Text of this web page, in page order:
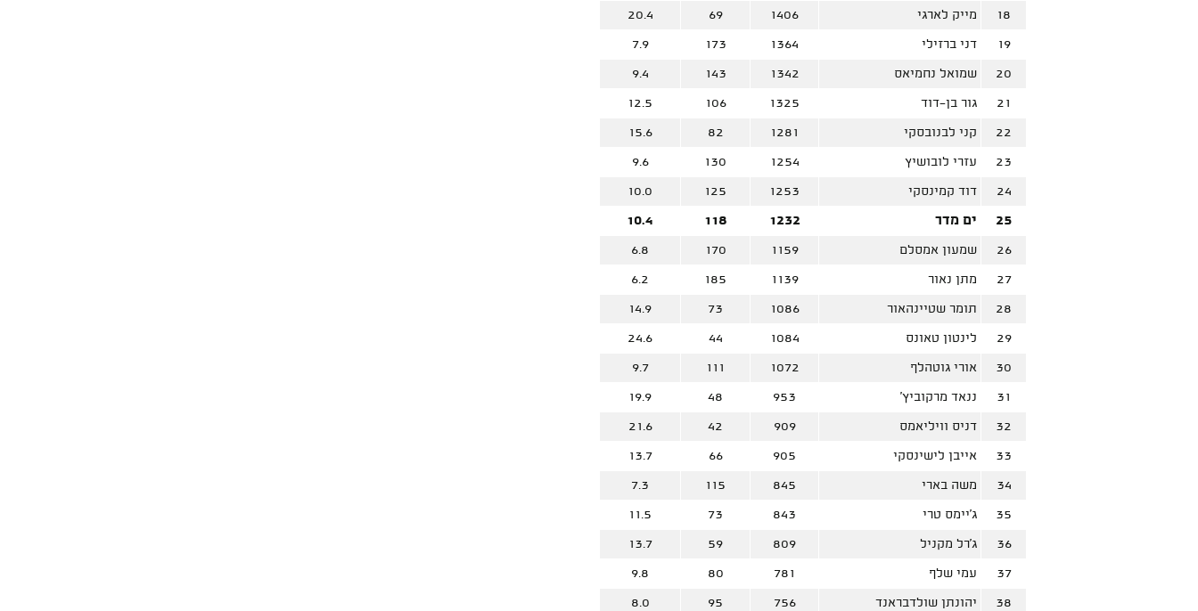
18 מייק לארגי 1406
69
20.4
19 דני ברזילי 1364
173
7.9
20 שמואל נחמיאס 1342
143
9.4
21 גור בן-דוד 1325
106
12.5
22 קני לבנובסקי 1281
82
15.6
23 עזרי לובושיץ 1254
130
9.6
24 דוד קמינסקי 1253
125
10.0
25 ים מדר 1232
118
10.4
26 שמעון אמסלם 1159
170
6.8
27 מתן נאור 1139
185
6.2
28 תומר שטיינהאור 1086
73
14.9
29 לינטון טאונס 1084
44
24.6
30 אורי גוטהלף 1072
111
9.7
31 ננאד מרקוביץ' 953
48
19.9
32 דניס וויליאמס 909
42
21.6
33 אייבן לישינסקי 905
66
13.7
34 משה בארי 845
115
7.3
35 ג'יימס טרי 843
73
11.5
36 ג'רל מקניל 809
59
13.7
37 עמי שלף 781
80
9.8
38 יהונתן שולדבראנד 756
95
8.0